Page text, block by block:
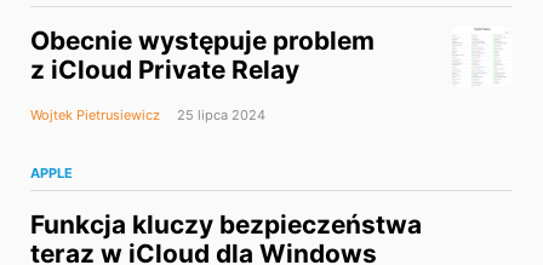
Obecnie występuje problem
z iCloud Private Relay
Wojtek Pietrusiewicz 25 lipca 2024
APPLE
Funkcja kluczy bezpieczeństwa
teraz w iCloud dla Windows